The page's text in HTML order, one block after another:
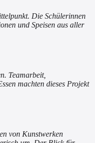
Die Schülerinnen
und Speisen aus aller
Teamarbeit,
machten dieses Projekt
von Kunstwerken